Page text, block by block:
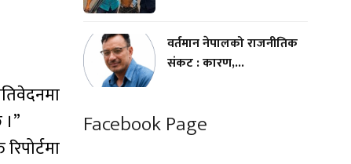
वर्तमान नेपालको राजनीतिक
संकट : कारण,...
Facebook Page